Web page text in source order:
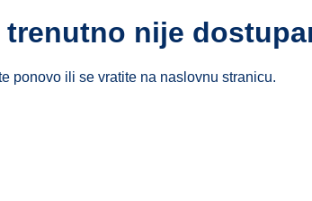
trenutno nije
ponovo ili se vratite na naslovnu stranicu.